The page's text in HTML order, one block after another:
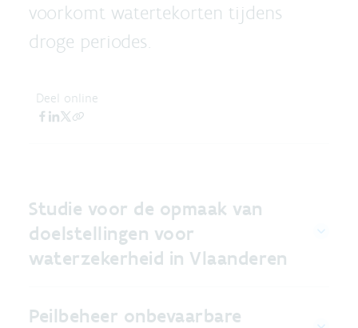
voorkomt watertekorten tijdens
droge periodes.
Deel online
Studie voor de opmaak van
doelstellingen voor
waterzekerheid in Vlaanderen
Peilbeheer onbevaarbare